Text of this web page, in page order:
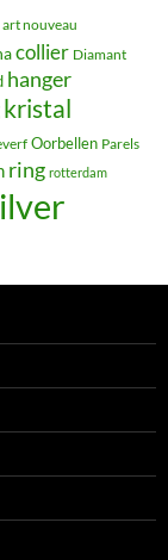
art nouveau
collier Diamant
hanger
kristal
Oorbellen Parels
ring rotterdam